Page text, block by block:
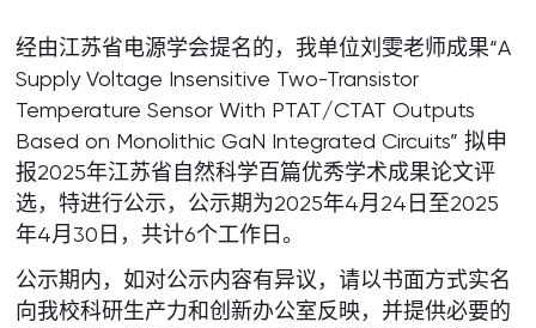
校园生活
关于我们
经由江苏省电源学会提名的，我单位刘雯老师成果“A
Supply Voltage Insensitive Two-Transistor
Temperature Sensor With PTAT/CTAT Outputs
Based on Monolithic GaN Integrated Circuits” 拟申
报2025年江苏省自然科学百篇优秀学术成果论文评
选，特进行公示，公示期为2025年4月24日至2025
年4月30日，共计6个工作日。
公示期内，如对公示内容有异议，请以书面方式实名
向我校科研生产力和创新办公室反映，并提供必要的